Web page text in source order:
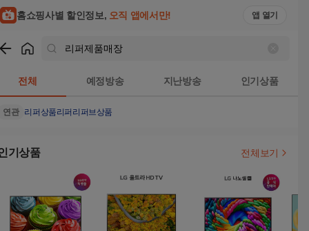
홈쇼핑사별 할인정보, 오직 앱에서만! 앱 열기
전체 예정방송 지난방송 인기상품
연관 리퍼상품리퍼 리퍼브상품
기상품 전체보기